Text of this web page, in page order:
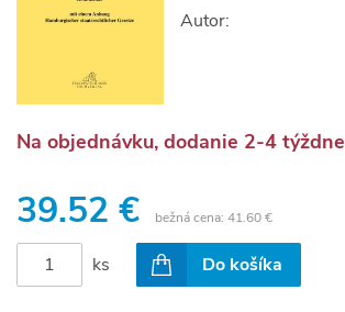
Autor:
Na objednávku, dodanie 2-4 týždne
39.52 € bežná cena: 41.60 €
ks Do košíka